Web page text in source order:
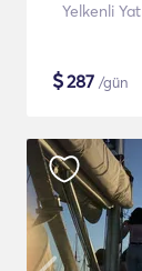
Yelkenli Yat
$287 /gün